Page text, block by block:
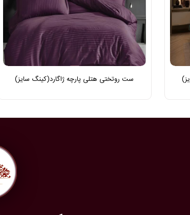
ست روتختی هتلی پارچه ژاگارد(کینگ سایز)